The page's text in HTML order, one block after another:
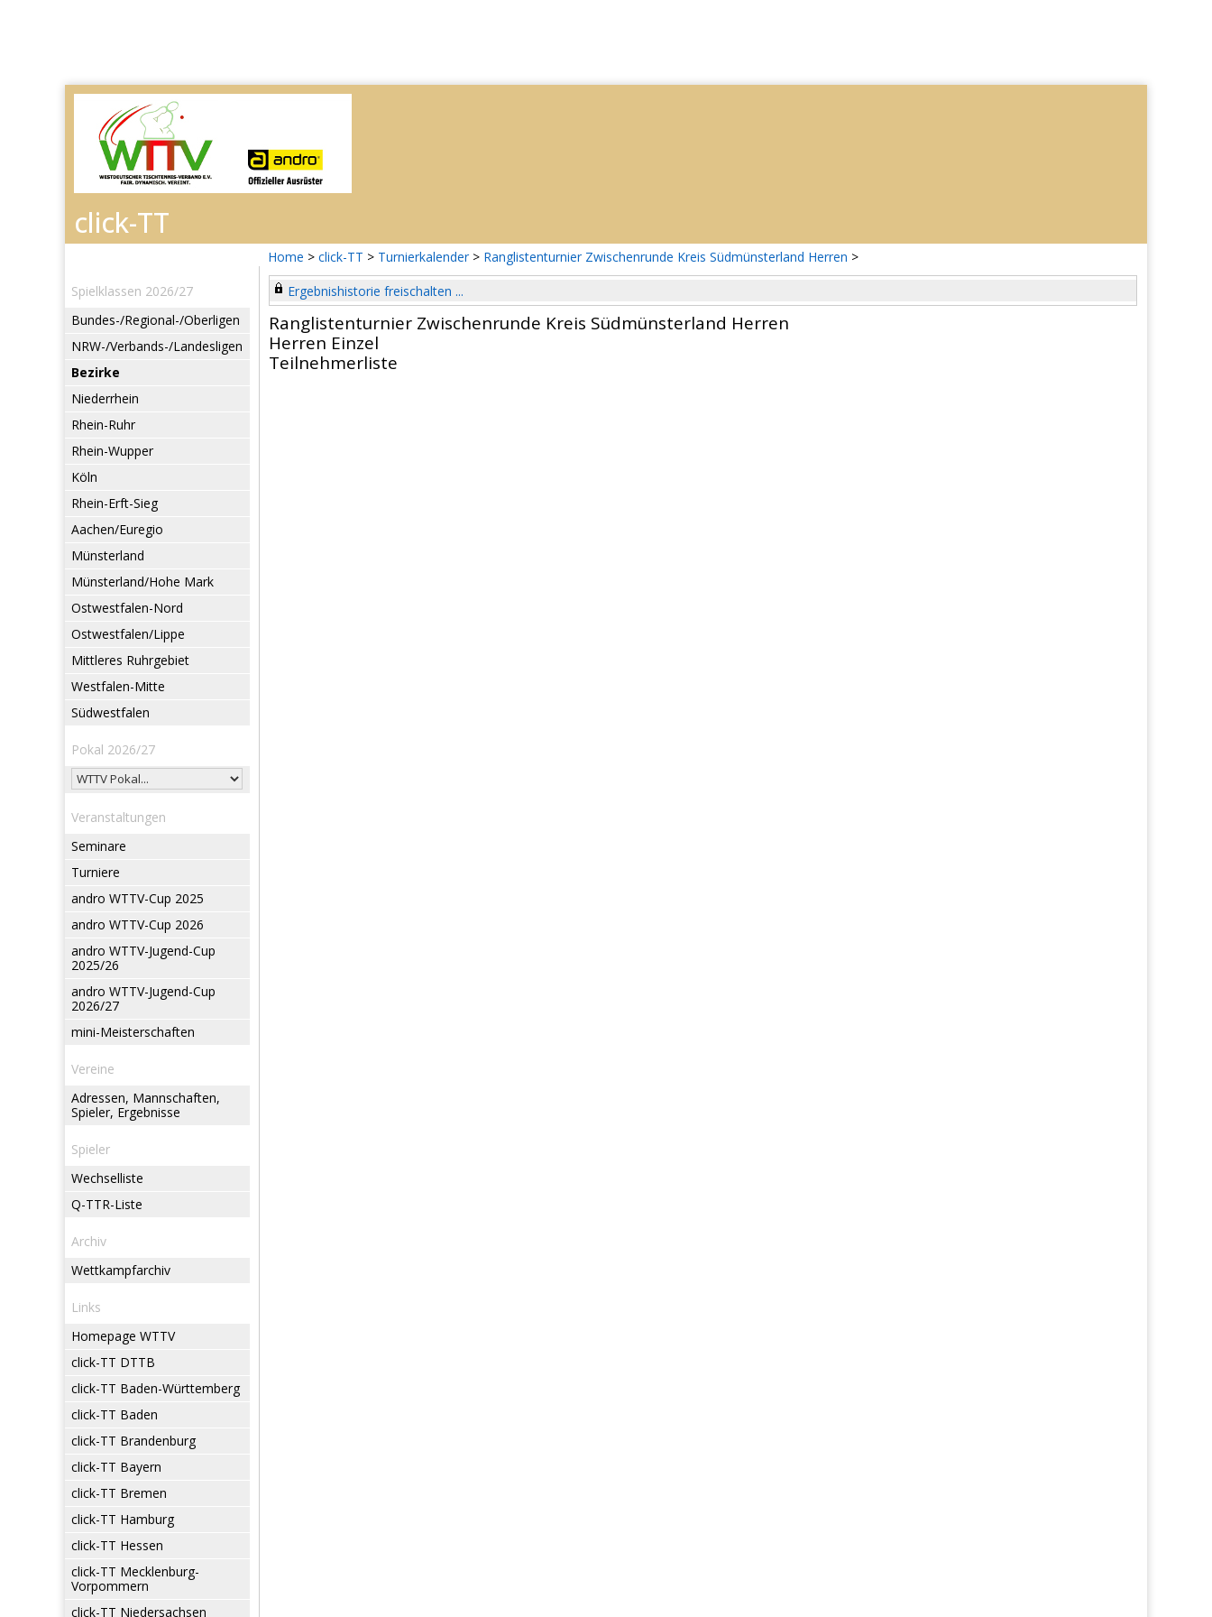
Home > click-TT > Turnierkalender > Ranglistenturnier Zwischenrunde Kreis Südmünsterland Herren >
Spielklassen 2026/27
Bundes-/Regional-/Oberligen
NRW-/Verbands-/Landesligen
Bezirke
Niederrhein
Rhein-Ruhr
Rhein-Wupper
Köln
Rhein-Erft-Sieg
Aachen/Euregio
Münsterland
Münsterland/Hohe Mark
Ostwestfalen-Nord
Ostwestfalen/Lippe
Mittleres Ruhrgebiet
Westfalen-Mitte
Südwestfalen
Pokal 2026/27
Veranstaltungen
Seminare
Turniere
andro WTTV-Cup 2025
andro WTTV-Cup 2026
andro WTTV-Jugend-Cup
2025/26
andro WTTV-Jugend-Cup
2026/27
mini-Meisterschaften
Vereine
Adressen, Mannschaften,
Spieler, Ergebnisse
Spieler
Wechselliste
Q-TTR-Liste
Archiv
Wettkampfarchiv
Links
Homepage WTTV
click-TT DTTB
click-TT Baden-Württemberg
click-TT Baden
click-TT Brandenburg
click-TT Bayern
click-TT Bremen
click-TT Hamburg
click-TT Hessen
click-TT Mecklenburg-
Vorpommern
click-TT Niedersachsen
Ergebnishistorie freischalten ...
Ranglistenturnier Zwischenrunde Kreis Südmünsterland Herren
Herren Einzel
Teilnehmerliste